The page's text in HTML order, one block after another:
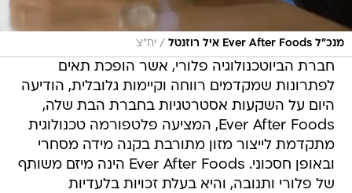
מנכ"ל Ever After Foods איל רוזנטל / יח"צ
חברת הביוטכנולוגיה פלורי, אשר הופכת תאים
לפתרונות שמקדמים רווחה וקיימות גלובלית, הודיעה
היום על השקעות אסטרטגיות בחברת הבת שלה,
Ever After Foods, המציעה פלטפורמה טכנולוגית
מתקדמת לייצור מזון מתורבת בקנה מידה מסחרי
ובאופן חסכוני. Ever After Foods הינה מיזם משותף
של פלורי ותנובה, והיא בעלת זכויות בלעדיות